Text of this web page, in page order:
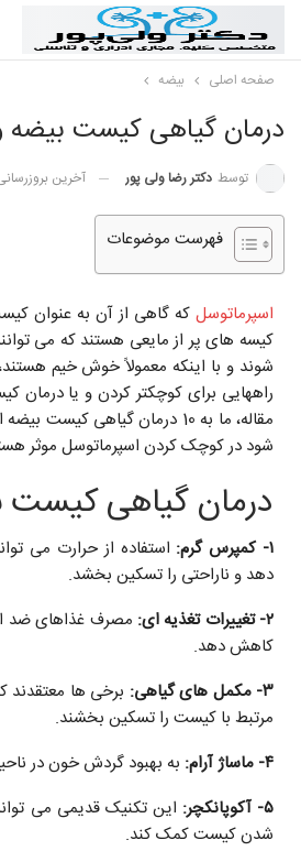
صفحه اصلی بیضه
درمان گیاهی کیست بیضه
توسط دکتر رضا ولی پور آخرین
فهرست موضوعات
اسپرماتوسل که گاهی از آن به عنوان
کیسه های پر از مایعی هستند که می
شوند و با اینکه معمولاً خوش خیم هستند،
راههایی برای کوچکتر کردن و یا درمان
مقاله، ما به 10 درمان گیاهی
شود در کوچک کردن اسپرماتوسل موثر
درمان گیاهی کیست
۱- کمپرس گرم:
استفاده از حرارت می
دهد و ناراحتی را تسکین بخشد.
۲- تغییرات تغذیه ای:
مصرف غذاهای ضد
کاهش دهد.
۳- مکمل های گیاهی:
برخی ها معتقدند
مرتبط با کیست را تسکین بخشند.
۴- ماساژ آرام:
به بهبود گردش خون در
۵- آکوپانکچر:
این تکنیک قدیمی می
شدن کیست کمک کند.